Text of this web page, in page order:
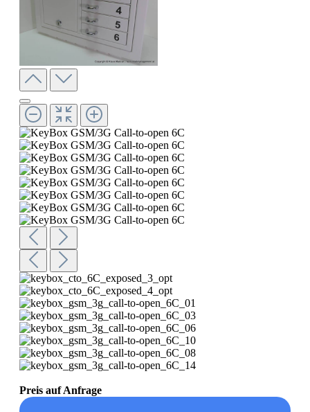
Preis auf Anfrage